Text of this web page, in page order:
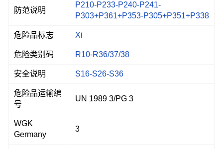
防范说明
P210-P233-P240-P241-
P303+P361+P353-P305+P351+P338
危险品标志 Xi
危险类别码 R10-R36/37/38
安全说明 S16-S26-S36
危险品运输编
号
UN 1989 3/PG 3
WGK
Germany
3